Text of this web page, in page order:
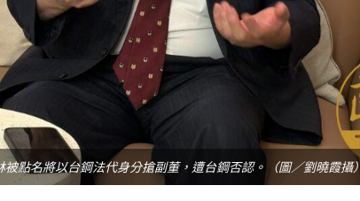
點名將以台鋼法代身分搶副董，遭台鋼否認。（圖／劉曉霞攝）